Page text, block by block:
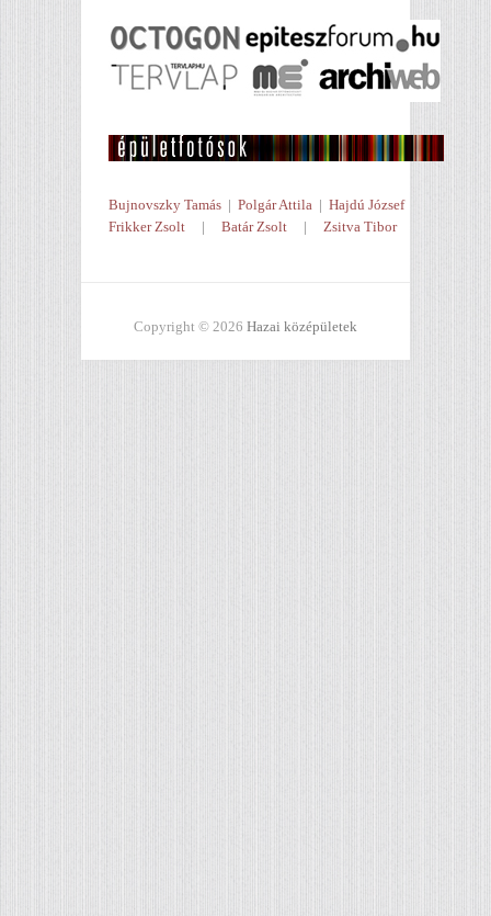
Bujnovszky Tamás | Polgár Attila | Hajdú József
Frikker Zsolt | Batár Zsolt | Zsitva Tibor
Copyright © 2026 Hazai középületek